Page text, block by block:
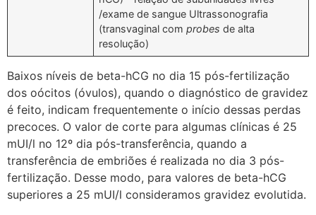
/exame de sangue Ultrassonografia
(transvaginal comprobes de alta
resolução)
Baixos níveis de beta-hCG no dia 15 pós-fertilização
dos oócitos (óvulos), quando o diagnóstico de gravidez
é feito, indicam frequentemente o início dessas perdas
precoces. O valor de corte para algumas clínicas é 25
mUI/l no 12º dia pós-transferência, quando a
transferência de embriões é realizada no dia 3 pós-
fertilização. Desse modo, para valores de beta-hCG
superiores a 25 mUI/l consideramos gravidez evolutida.